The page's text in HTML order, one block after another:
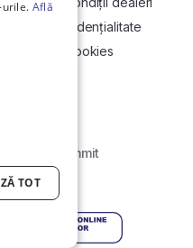
Politică confidențialitate
Politica de cookies
Initial Commit
DirektCar
urile. Află
TOT